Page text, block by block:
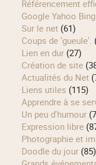
Référencement
Google Yahoo
Sur le net(61)
Coups de 'gueule'.
Lien en dur(27)
Création de site
Actualités du Net
Liens utiles (115)
Apprendre à se
Un peu d'humour
Expression libre
Photographie et
Doodle du jour(85)